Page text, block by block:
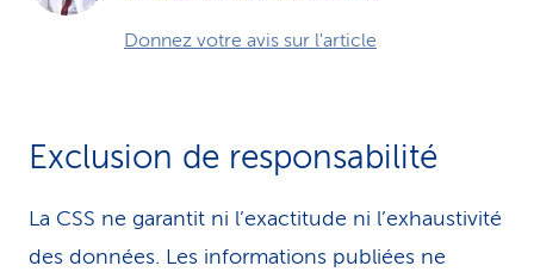
Donnez votre avis sur l'article
Exclusion de responsabilité
La CSS ne garantit ni l’exactitude ni l’exhaustivité
des données. Les infor­ma­tions publiées ne